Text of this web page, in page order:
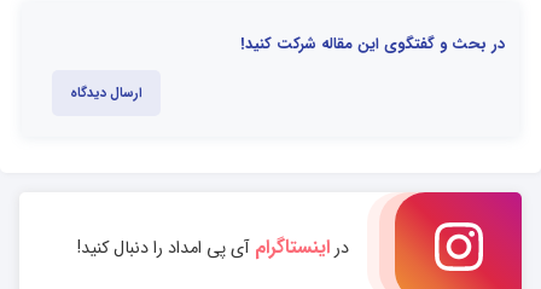
در بحث و گفتگوی این مقاله شرکت کنید!
ارسال دیدگاه
دراینستاگرامآی پی امداد را دنبال کنید!